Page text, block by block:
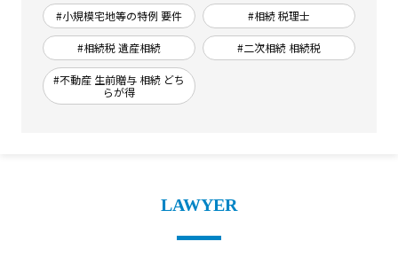
#小規模宅地等の特例 要件 #相続 税理士
#相続税 遺産相続 #二次相続 相続税
#不動産 生前贈与 相続 どち
らが得
LAWYER